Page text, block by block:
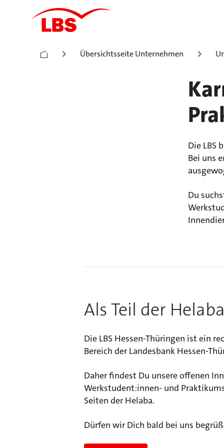
Übersichtsseite Unternehmen
Die LBS
Bei uns
Du
Als Teil der
Die LBS Hessen-Thüringen ist ein
Bereich der Landesbank Hessen-
Daher findest Du unsere offenen
Werkstudent:innen- und
Seiten der Helaba.
Dürfen wir Dich bald bei uns